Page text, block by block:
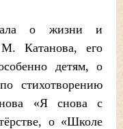
о жизни и
Катанова, его
детям, о
стихотворению
«Я снова с
о «Школе